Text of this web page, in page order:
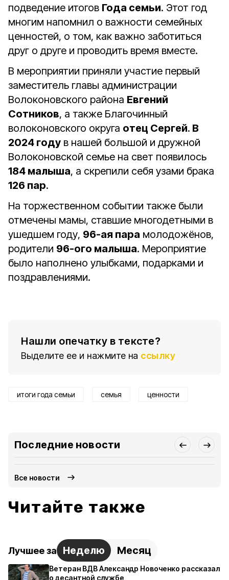
подведение итогов Года семьи. Этот год
многим напомнил о важности семейных
ценностей, о том, как важно заботиться
друг о друге и проводить время вместе.
В мероприятии приняли участие первый
заместитель главы администрации
Волоконовского района Евгений
Сотников, а также Благочинный
волоконовского округа отец Сергей. В
2024 году в нашей большой и дружной
Волоконовской семье на свет появилось
184 малыша, а скрепили себя узами брака
126 пар.
На торжественном событии также были
отмечены мамы, ставшие многодетными в
ушедшем году, 96-ая пара молодожёнов,
родители 96-ого малыша. Мероприятие
было наполнено улыбками, подарками и
поздравлениями.
Нашли опечатку в тексте?
Выделите ее и нажмите на ссылку
итоги года семьи семья ценности
Последние новости
Все новости
Читайте также
Лучшее за Неделю Месяц
Ветеран ВДВ Александр Новоченко рассказал
о десантной службе